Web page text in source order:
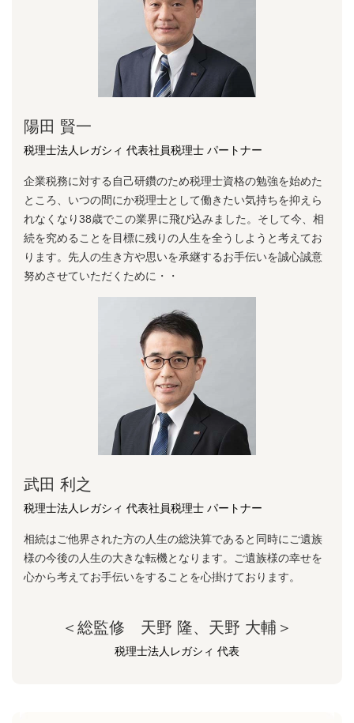
陽⽥ 賢⼀
税理士法人レガシィ 代表社員税理士 パートナー
企業税務に対する⾃⼰研鑽のため税理⼠資格の勉強を始めた
ところ、いつの間にか税理⼠として働きたい気持ちを抑えら
れなくなり38歳でこの業界に⾶び込みました。そして今、相
続を究めることを⽬標に残りの⼈⽣を全うしようと考えてお
ります。先⼈の⽣き⽅や思いを承継するお⼿伝いを誠⼼誠意
努めさせていただくために・・
武田 利之
税理士法人レガシィ 代表社員税理士 パートナー
相続はご他界された方の人生の総決算であると同時にご遺族
様の今後の人生の大きな転機となります。ご遺族様の幸せを
心から考えてお手伝いをすることを心掛けております。
＜総監修 天野 隆、天野 大輔＞
税理士法人レガシィ 代表